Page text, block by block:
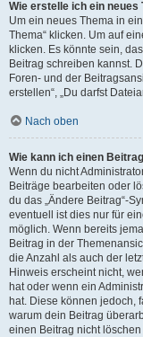
Wie erstelle ich ein
Um ein neues Thema in
Thema“ klicken. Um auf
klicken. Es könnte sein,
Beitrag schreiben kannst.
Foren- und der
erstellen“, „Du darfst
Nach oben
Wie kann ich einen
Wenn du nicht
Beiträge bearbeiten oder
du das „Ändere Beitrag“-
eventuell ist dies nur für
möglich. Wenn bereits
Beitrag in der
die Anzahl als auch der
Hinweis erscheint nicht,
hat oder wenn ein
hat. Diese können jedoch,
warum dein Beitrag
einen Beitrag nicht